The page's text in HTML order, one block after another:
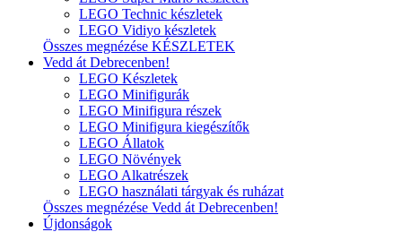
LEGO Technic készletek
LEGO Vidiyo készletek
Összes megnézése KÉSZLETEK
Vedd át Debrecenben!
LEGO Készletek
LEGO Minifigurák
LEGO Minifigura részek
LEGO Minifigura kiegészítők
LEGO Állatok
LEGO Növények
LEGO Alkatrészek
LEGO használati tárgyak és ruházat
Összes megnézése Vedd át Debrecenben!
Újdonságok